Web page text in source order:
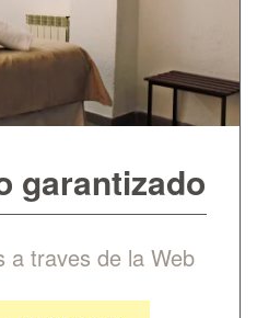
garantizado
a traves de la Web